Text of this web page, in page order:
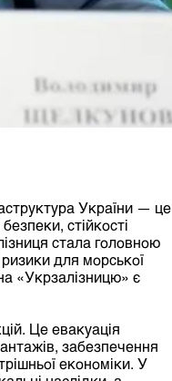
України — це
стійкості
стала головною
для морської
«Укрзалізницю» є
Це евакуація
забезпечення
економіки. У